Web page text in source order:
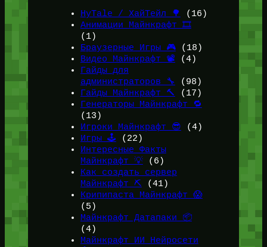
HyTale / ХайТейл 🌳
(16)
Анимации Майнкрафт 🎞️
(1)
Браузерные Игры 🎮(18)
Видео Майнкрафт 📽️ (4)
Гайды для
администраторов 🔧
(98)
Гайды Майнкрафт 🔨
(17)
Генераторы Майнкрафт 🔁
(13)
Игроки Майнкрафт 😎 (4)
Игры 🕹️ (22)
Интересные Факты
Майнкрафт 💡(6)
Как создать сервер
Майнкрафт ⛏️ (41)
Крипипаста Майнкрафт 😱
(5)
Майнкрафт Датапаки 📦
(4)
Майнкрафт ИИ Нейросети